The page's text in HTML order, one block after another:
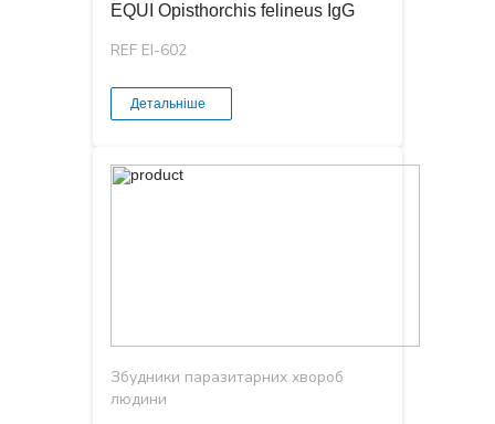
EQUI Opisthorchis felineus IgG
REF EI-602
Детальніше
Збудники паразитарних хвороб
людини